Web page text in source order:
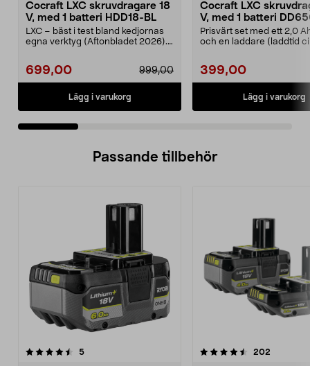
Cocraft LXC skruvdragare 18
V, med 1 batteri HDD18-BL
LXC – bäst i test bland kedjornas
egna verktyg (Aftonbladet 2026).
699,00 999,00
Lägg i varukorg
Cocraft LXC
V, med 1 batteri
Prisvärt set med ett 2,0
och en laddare (laddtid
399,00
Lägg i varukorg
Passande tillbehör
5recensioner
4.5av 5 stjärnor 202
4.5av 5 stjärnor